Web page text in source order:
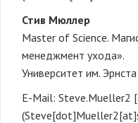
Стив Мюллер
Master of Science.
менеджмент ухода».
Университет им.
E-Mail: Steve.Mueller2